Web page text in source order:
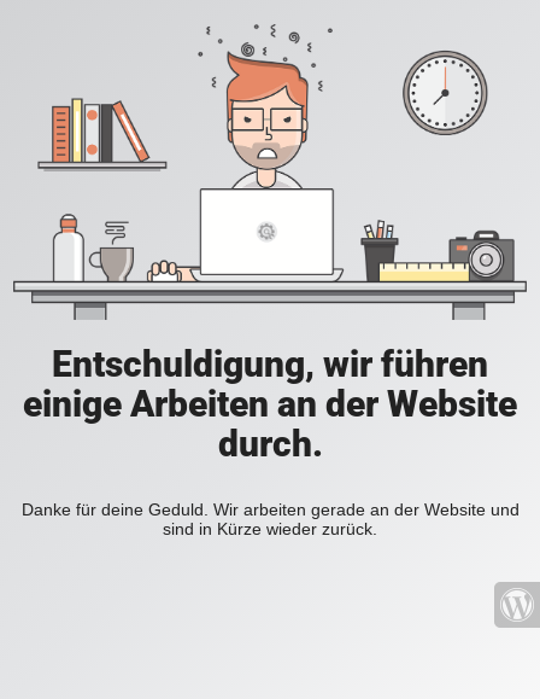
Entschuldigung, wir führen
einige Arbeiten an der Website
durch.
Danke für deine Geduld. Wir arbeiten gerade an der Website und
sind in Kürze wieder zurück.